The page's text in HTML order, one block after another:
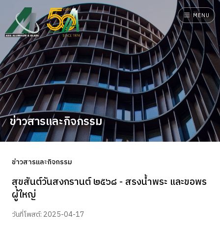
MENU
ข่าวสารและกิจกรรม
ข่าวสารและกิจกรรม
สุขสันต์วันสงกรานต์ ๒๕๖๘ - สรงน้ำพระ และขอพร
ผู้ใหญ่
วันที่โพสต์: 2025-04-17